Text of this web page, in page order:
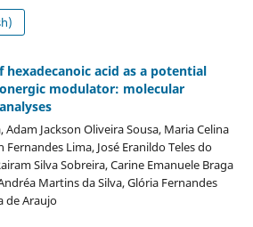
acid as a potential
modulator: molecular
Jackson Oliveira Sousa, Maria Celina
Fernandes Lima, José Eranildo Teles do
Silva Sobreira, Carine Emanuele Braga
Martins da Silva, Glória Fernandes
de Araujo